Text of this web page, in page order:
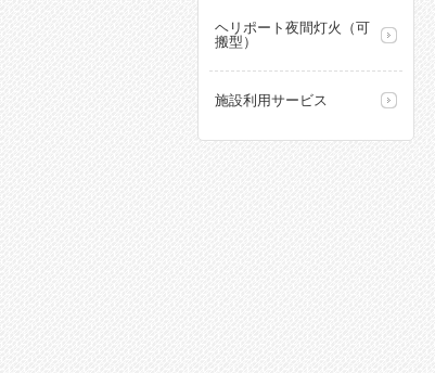
ヘリポート夜間灯火（可
搬型）
施設利用サービス